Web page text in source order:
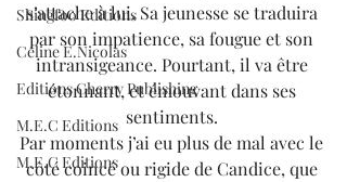
Shingfoo Editions
Céline E.Nicolas
Editions Cherry Publishing
M.E.C Editions
M.E.C Editions
s’attache à lui. Sa jeunesse se traduira
par son impatience, sa fougue et son
intransigeance. Pourtant, il va être
étonnant, et émouvant dans ses
sentiments.
Par moments j’ai eu plus de mal avec le
côté coincé ou rigide de Candice, que